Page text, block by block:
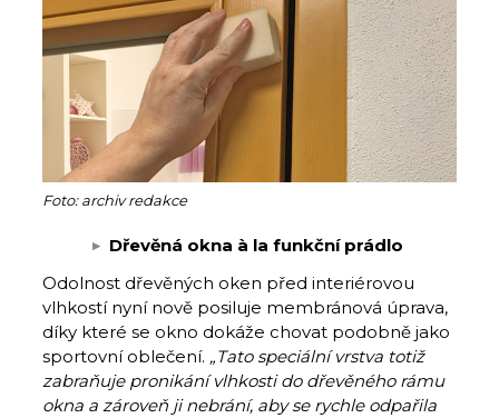
Foto: archiv redakce
Dřevěná okna à la funkční prádlo
Odolnost dřevěných oken před interiérovou
vlhkostí nyní nově posiluje membránová úprava,
díky které se okno dokáže chovat podobně jako
sportovní oblečení. „Tato speciální vrstva totiž
zabraňuje pronikání vlhkosti do dřevěného rámu
okna a zároveň ji nebrání, aby se rychle odpařila